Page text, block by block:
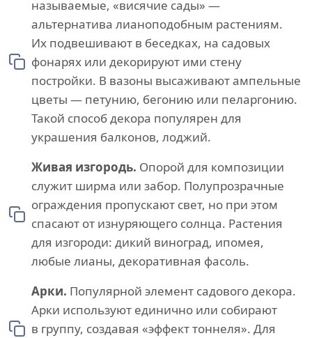
называемые, «висячие сады» —
альтернатива лианоподобным растениям.
Их подвешивают в беседках, на садовых
фонарях или декорируют ими стену
постройки. В вазоны высаживают ампельные
цветы — петунию, бегонию или пеларгонию.
Такой способ декора популярен для
украшения балконов, лоджий.
Живая изгородь. Опорой для композиции
служит ширма или забор. Полупрозрачные
ограждения пропускают свет, но при этом
спасают от изнуряющего солнца. Растения
для изгороди: дикий виноград, ипомея,
любые лианы, декоративная фасоль.
Арки. Популярной элемент садового декора.
Арки используют единично или собирают
в группу, создавая «эффект тоннеля». Для